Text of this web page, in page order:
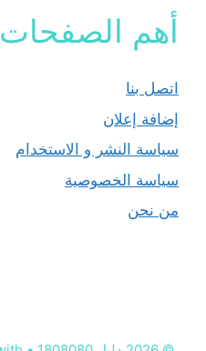
أهم الصفحات
اتصل بنا
إضافة إعلان
سياسة النشر و الاستخدام
سياسة الخصوصية
من نحن